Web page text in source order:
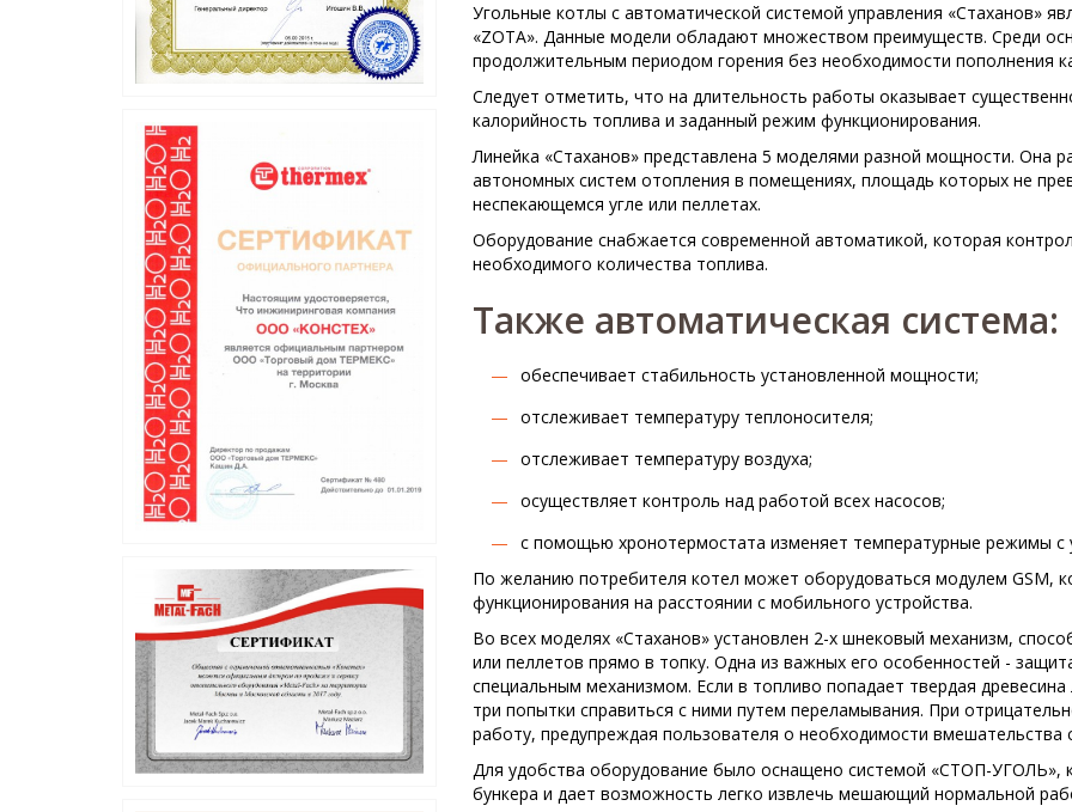
Угольные котлы с автоматической системой управления «Стаханов»
«ZOTA». Данные модели обладают множеством преимуществ. Среди
продолжительным периодом горения без необходимости пополнения
Следует отметить, что на длительность работы оказывает
калорийность топлива и заданный режим функционирования.
Линейка «Стаханов» представлена 5 моделями разной мощности. Она
автономных систем отопления в помещениях, площадь которых не
неспекающемся угле или пеллетах.
Оборудование снабжается современной автоматикой, которая
необходимого количества топлива.
Также автоматическая система:
обеспечивает стабильность установленной мощности;
отслеживает температуру теплоносителя;
отслеживает температуру воздуха;
осуществляет контроль над работой всех насосов;
с помощью хронотермостата изменяет температурные режимы с
По желанию потребителя котел может оборудоваться модулем GSM,
функционирования на расстоянии с мобильного устройства.
Во всех моделях «Стаханов» установлен 2-х шнековый механизм,
или пеллетов прямо в топку. Одна из важных его особенностей -
специальным механизмом. Если в топливо попадает твердая
три попытки справиться с ними путем переламывания. При
работу, предупреждая пользователя о необходимости
Для удобства оборудование было оснащено системой «СТОП-УГОЛЬ»,
бункера и дает возможность легко извлечь мешающий нормальной